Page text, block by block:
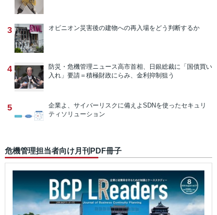
3 オピニオン災害後の建物への再入場をどう判断するか
4 防災・危機管理ニュース高市首相、日銀総裁に「国債買い
入れ」要請＝積極財政にらみ、金利抑制狙う
5 企業よ、サイバーリスクに備えよ SDNを使ったセキュリ
ティソリューション
危機管理担当者向け月刊PDF冊子